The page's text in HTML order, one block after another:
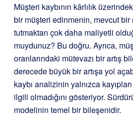
Müşteri kaybının kârlılık
bir müşteri edinmenin, mevcut
tutmaktan çok daha maliyetli
muydunuz? Bu doğru. Ayrıca,
oranlarındaki mütevazı bir artış
derecede büyük bir artışa yol
kaybı analizinin yalnızca
ilgili olmadığını gösteriyor.
modelinin temel bir bileşenidir.